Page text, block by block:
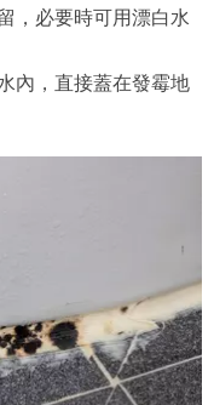
，必要時可用漂白水
內，直接蓋在發霉地